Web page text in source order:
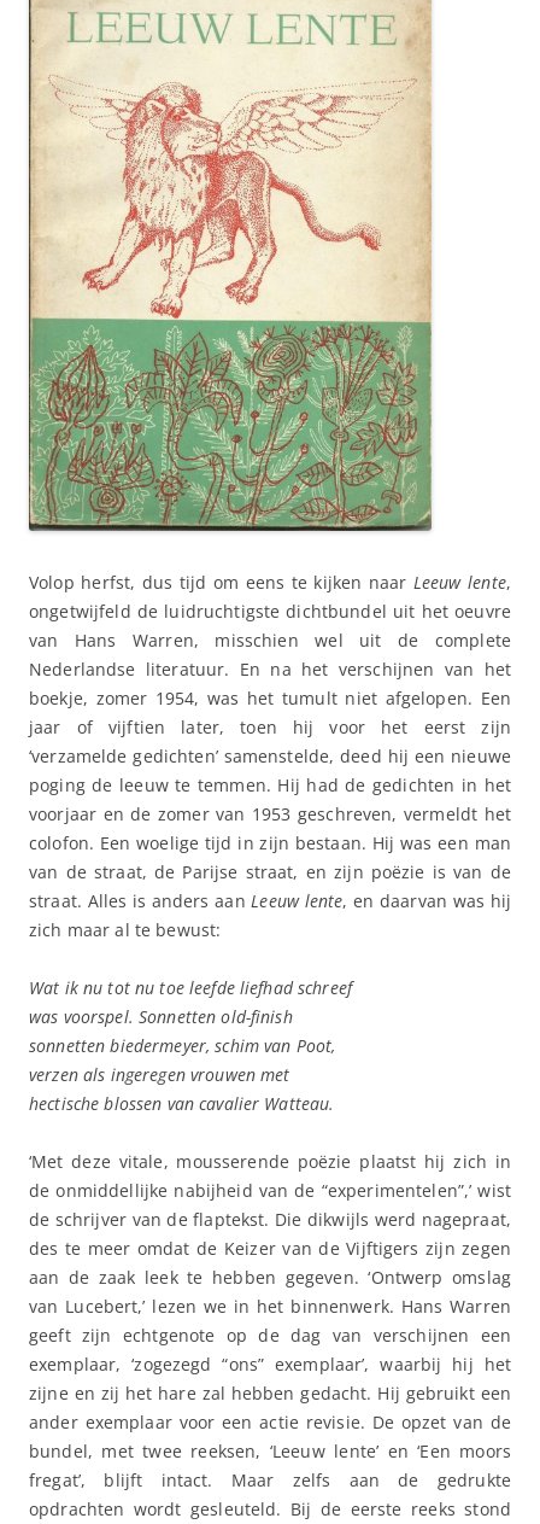
Volop herfst, dus tijd om eens te kijken naar Leeuw lente,
ongetwijfeld de luidruchtigste dichtbundel uit het oeuvre
van Hans Warren, misschien wel uit de complete
Nederlandse literatuur. En na het verschijnen van het
boekje, zomer 1954, was het tumult niet afgelopen. Een
jaar of vijftien later, toen hij voor het eerst zijn
‘verzamelde gedichten’ samenstelde, deed hij een nieuwe
poging de leeuw te temmen. Hij had de gedichten in het
voorjaar en de zomer van 1953 geschreven, vermeldt het
colofon. Een woelige tijd in zijn bestaan. Hij was een man
van de straat, de Parijse straat, en zijn poëzie is van de
straat. Alles is anders aanLeeuw lente, en daarvan was hij
zich maar al te bewust:
Wat ik nu tot nu toe leefde liefhad schreef
was voorspel. Sonnetten old-finish
sonnetten biedermeyer, schim van Poot,
verzen als ingeregen vrouwen met
hectische blossen van cavalier Watteau.
‘Met deze vitale, mousserende poëzie plaatst hij zich in
de onmiddellijke nabijheid van de “experimentelen”,’ wist
de schrijver van de flaptekst. Die dikwijls werd nagepraat,
des te meer omdat de Keizer van de Vijftigers zijn zegen
aan de zaak leek te hebben gegeven. ‘Ontwerp omslag
van Lucebert,’ lezen we in het binnenwerk. Hans Warren
geeft zijn echtgenote op de dag van verschijnen een
exemplaar, ‘zogezegd “ons” exemplaar’, waarbij hij het
zijne en zij het hare zal hebben gedacht. Hij gebruikt een
ander exemplaar voor een actie revisie. De opzet van de
bundel, met twee reeksen, ‘Leeuw lente’ en ‘Een moors
fregat’, blijft intact. Maar zelfs aan de gedrukte
opdrachten wordt gesleuteld. Bij de eerste reeks stond